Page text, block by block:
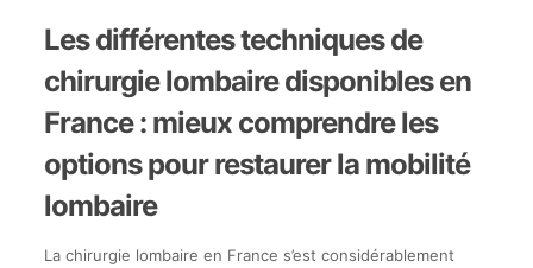
Les différentes techniques de
chirurgie lombaire disponibles en
France : mieux comprendre les
options pour restaurer la mobilité
lombaire
La chirurgie lombaire en France s’est considérablement